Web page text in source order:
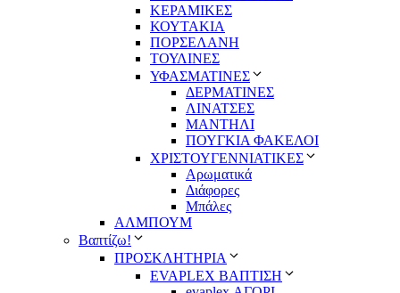
ΚΕΡΑΜΙΚΕΣ
ΚΟΥΤΑΚΙΑ
ΠΟΡΣΕΛΑΝΗ
ΤΟΥΛΙΝΕΣ
ΥΦΑΣΜΑΤΙΝΕΣ
ΔΕΡΜΑΤΙΝΕΣ
ΛΙΝΑΤΣΕΣ
ΜΑΝΤΗΛΙ
ΠΟΥΓΚΙΑ ΦΑΚΕΛΟΙ
ΧΡΙΣΤΟΥΓΕΝΝΙΑΤΙΚΕΣ
Αρωματικά
Διάφορες
Μπάλες
ΑΛΜΠΟΥΜ
Βαπτίζω!
ΠΡΟΣΚΛΗΤΗΡΙΑ
EVAPLEX ΒΑΠΤΙΣΗ